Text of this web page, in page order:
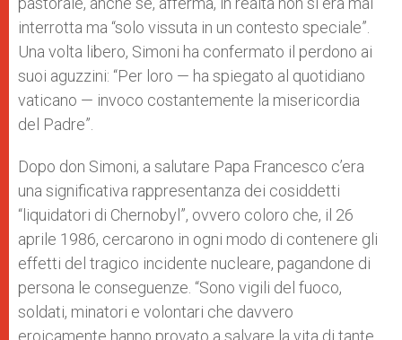
interrotta ma “solo vissuta in un contesto speciale”.
Una volta libero, Simoni ha confermato il perdono ai
suoi aguzzini: “Per loro — ha spiegato al quotidiano
vaticano — invoco costantemente la misericordia
del Padre”.
Dopo don Simoni, a salutare Papa Francesco c’era
una significativa rappresentanza dei cosiddetti
“liquidatori di Chernobyl”, ovvero coloro che, il 26
aprile 1986, cercarono in ogni modo di contenere gli
effetti del tragico incidente nucleare, pagandone di
persona le conseguenze. “Sono vigili del fuoco,
soldati, minatori e volontari che davvero
eroicamente hanno provato a salvare la vita di tante